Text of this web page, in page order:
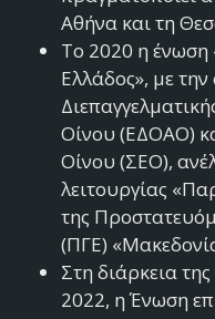
Αθήνα και τη
Το 2020 η ένωση
Ελλάδος», με
Οίνου (ΕΔΟΑΟ)
Οίνου (ΣΕΟ),
λειτουργίας
της
(ΠΓΕ)
Στη διάρκεια
2022, η Ένωση